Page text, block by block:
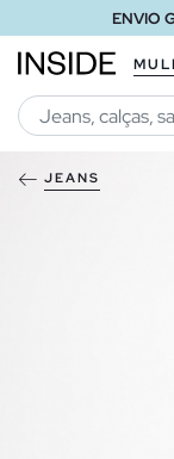
ENVIO
JEANS